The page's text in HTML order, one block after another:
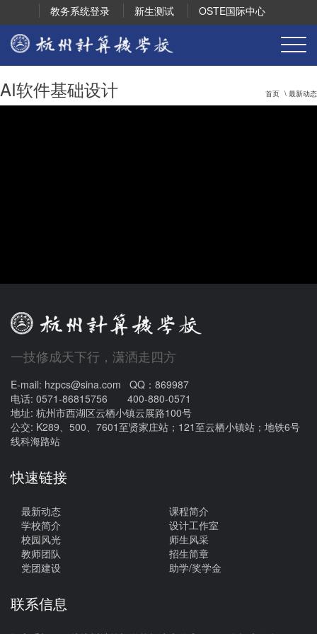
教务系统登录 新生测试 OSTE国际中心
AI软件基础设计 首页 \ 最新动态
一技修成天下行，潇洒走四方
E-mail: hzpcs@sina.com QQ：869987
电话: 0571-86815756 400-880-0571
地址: 杭州市西湖区云栖小镇云展路100号
公交: K289、500、7601至贤家庄站；121至云栖小镇站；地铁6号
线科海路站
快速链接
最新动态
学校简介
校园风光
教师团队
党团建设
课程简介
设计工作室
师生风采
招生简章
助学/奖学金
联系信息